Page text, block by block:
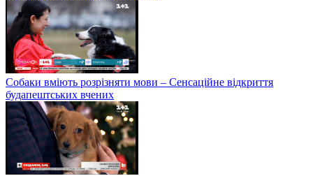
Собаки вміють розрізняти мови – Сенсаційне відкриття
будапештських вчених